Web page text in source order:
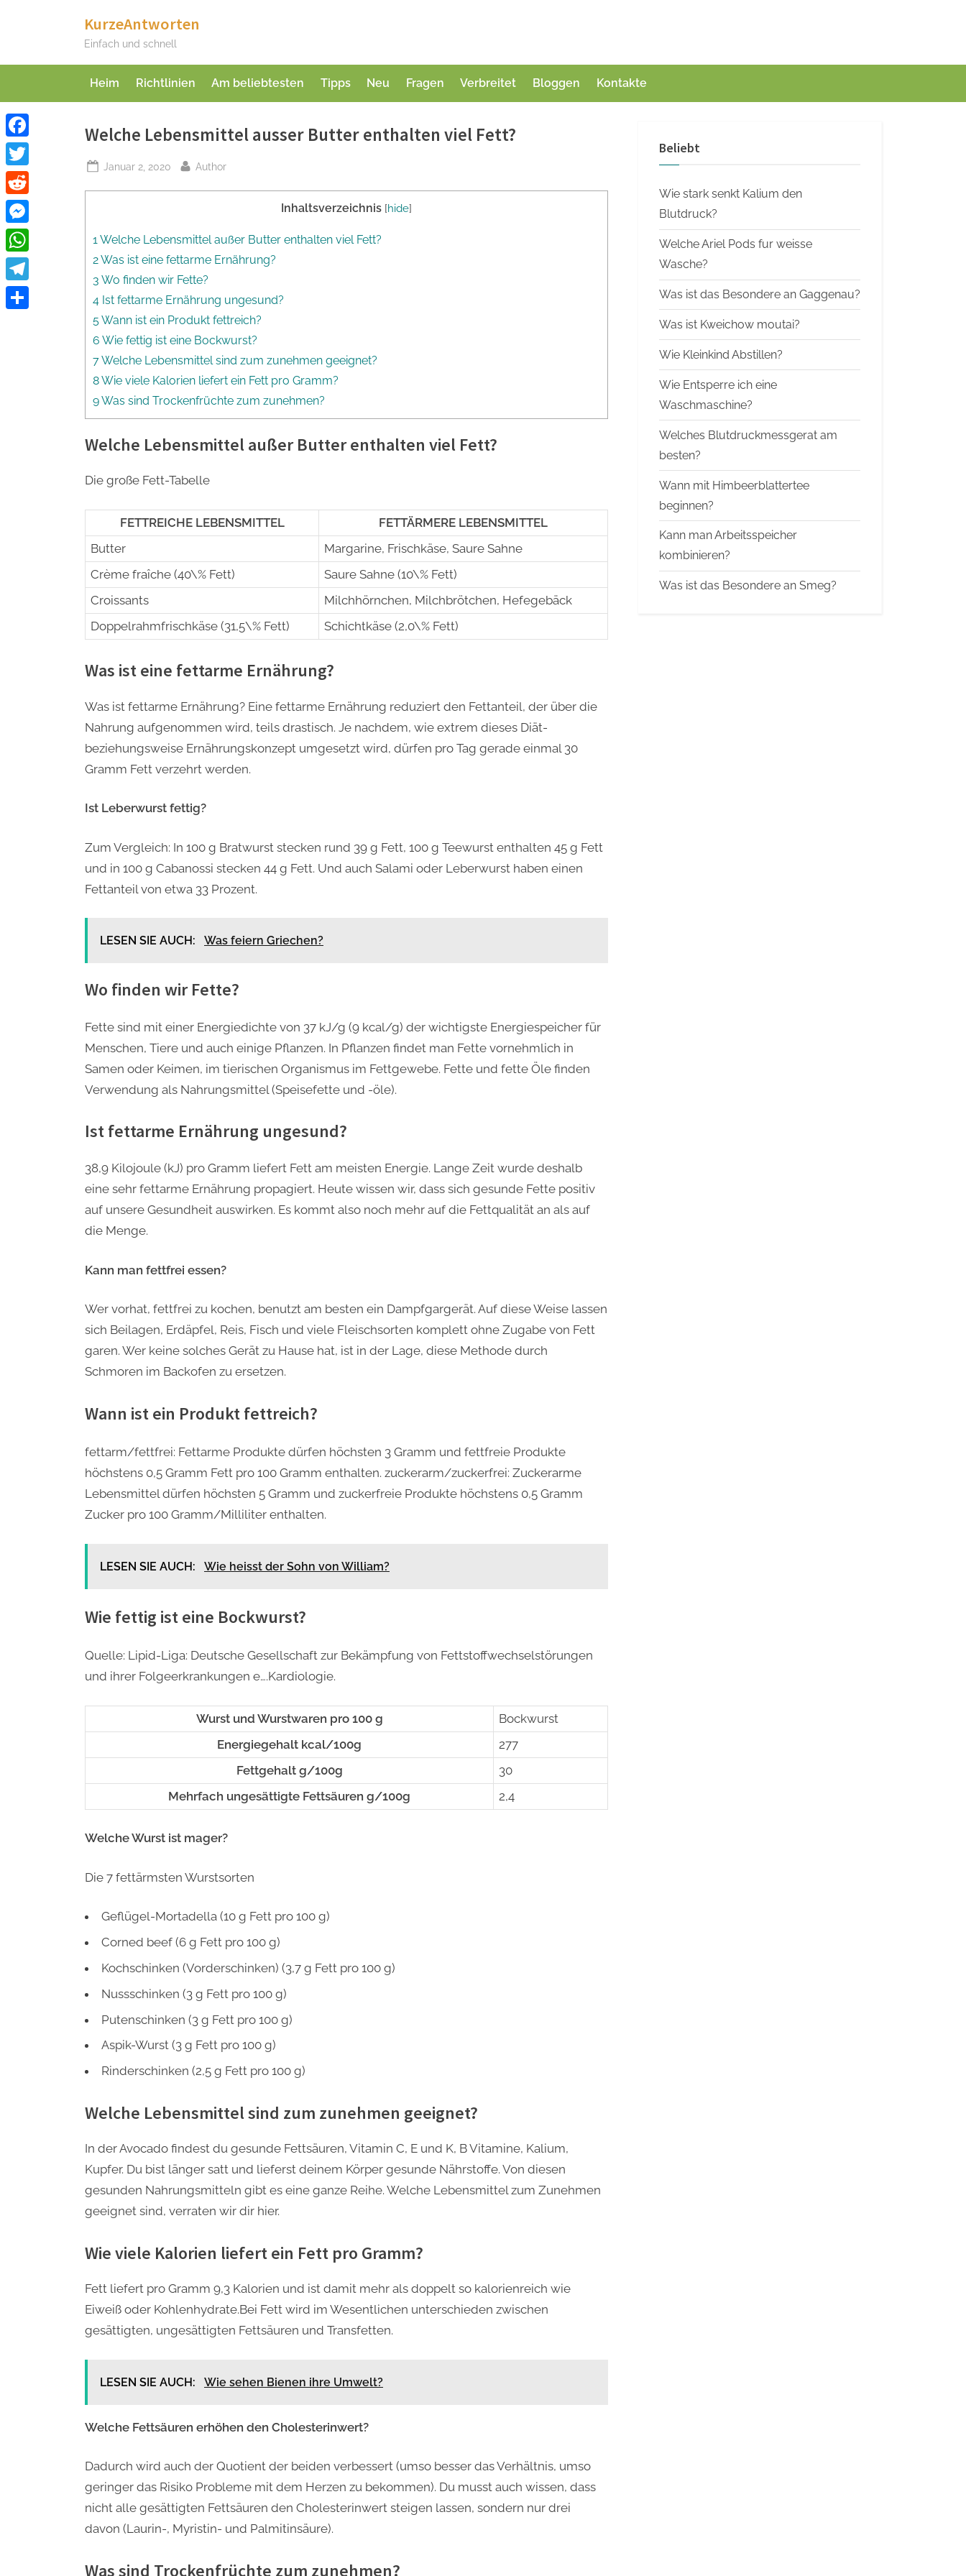
KurzeAntworten
Einfach und schnell
Heim Richtlinien Am beliebtesten Tipps Neu Fragen Verbreitet Bloggen Kontakte
Welche Lebensmittel ausser Butter enthalten viel Fett?
Posted
Januar 2, 2020 By
Author
Inhaltsverzeichnis [hide]
1 Welche Lebensmittel außer Butter enthalten viel Fett?
2 Was ist eine fettarme Ernährung?
3 Wo finden wir Fette?
4 Ist fettarme Ernährung ungesund?
5 Wann ist ein Produkt fettreich?
6 Wie fettig ist eine Bockwurst?
7 Welche Lebensmittel sind zum zunehmen geeignet?
8 Wie viele Kalorien liefert ein Fett pro Gramm?
9 Was sind Trockenfrüchte zum zunehmen?
Welche Lebensmittel außer Butter enthalten viel Fett?
Die große Fett-Tabelle
FETTREICHE LEBENSMITTEL
FETTÄRMERE LEBENSMITTEL
Butter
Margarine, Frischkäse, Saure Sahne
Crème fraîche (40\% Fett)
Saure Sahne (10\% Fett)
Croissants
Milchhörnchen, Milchbrötchen, Hefegebäck
Doppelrahmfrischkäse (31,5\% Fett)
Schichtkäse (2,0\% Fett)
Was ist eine fettarme Ernährung?
Was ist fettarme Ernährung? Eine fettarme Ernährung reduziert den Fettanteil, der über die
Nahrung aufgenommen wird, teils drastisch. Je nachdem, wie extrem dieses Diät-
beziehungsweise Ernährungskonzept umgesetzt wird, dürfen pro Tag gerade einmal 30
Gramm Fett verzehrt werden.
Ist Leberwurst fettig?
Zum Vergleich: In 100 g Bratwurst stecken rund 39 g Fett, 100 g Teewurst enthalten 45 g Fett
und in 100 g Cabanossi stecken 44 g Fett. Und auch Salami oder Leberwurst haben einen
Fettanteil von etwa 33 Prozent.
LESEN SIE AUCH: Was feiern Griechen?
Wo finden wir Fette?
Fette sind mit einer Energiedichte von 37 kJ/g (9 kcal/g) der wichtigste Energiespeicher für
Menschen, Tiere und auch einige Pflanzen. In Pflanzen findet man Fette vornehmlich in
Samen oder Keimen, im tierischen Organismus im Fettgewebe. Fette und fette Öle finden
Verwendung als Nahrungsmittel (Speisefette und -öle).
Ist fettarme Ernährung ungesund?
38,9 Kilojoule (kJ) pro Gramm liefert Fett am meisten Energie. Lange Zeit wurde deshalb
eine sehr fettarme Ernährung propagiert. Heute wissen wir, dass sich gesunde Fette positiv
auf unsere Gesundheit auswirken. Es kommt also noch mehr auf die Fettqualität an als auf
die Menge.
Kann man fettfrei essen?
Wer vorhat, fettfrei zu kochen, benutzt am besten ein Dampfgargerät. Auf diese Weise lassen
sich Beilagen, Erdäpfel, Reis, Fisch und viele Fleischsorten komplett ohne Zugabe von Fett
garen. Wer keine solches Gerät zu Hause hat, ist in der Lage, diese Methode durch
Schmoren im Backofen zu ersetzen.
Wann ist ein Produkt fettreich?
fettarm/fettfrei: Fettarme Produkte dürfen höchsten 3 Gramm und fettfreie Produkte
höchstens 0,5 Gramm Fett pro 100 Gramm enthalten. zuckerarm/zuckerfrei: Zuckerarme
Lebensmittel dürfen höchsten 5 Gramm und zuckerfreie Produkte höchstens 0,5 Gramm
Zucker pro 100 Gramm/Milliliter enthalten.
LESEN SIE AUCH: Wie heisst der Sohn von William?
Wie fettig ist eine Bockwurst?
Quelle: Lipid-Liga: Deutsche Gesellschaft zur Bekämpfung von Fettstoffwechselstörungen
und ihrer Folgeerkrankungen e….Kardiologie.
Wurst und Wurstwaren pro 100 g
Bockwurst
Energiegehalt kcal/100g
277
Fettgehalt g/100g
30
Mehrfach ungesättigte Fettsäuren g/100g
2,4
Welche Wurst ist mager?
Die 7 fettärmsten Wurstsorten
Geflügel-Mortadella (10 g Fett pro 100 g)
Corned beef (6 g Fett pro 100 g)
Kochschinken (Vorderschinken) (3,7 g Fett pro 100 g)
Nussschinken (3 g Fett pro 100 g)
Putenschinken (3 g Fett pro 100 g)
Aspik-Wurst (3 g Fett pro 100 g)
Rinderschinken (2,5 g Fett pro 100 g)
Welche Lebensmittel sind zum zunehmen geeignet?
In der Avocado findest du gesunde Fettsäuren, Vitamin C, E und K, B Vitamine, Kalium,
Kupfer. Du bist länger satt und lieferst deinem Körper gesunde Nährstoffe. Von diesen
gesunden Nahrungsmitteln gibt es eine ganze Reihe. Welche Lebensmittel zum Zunehmen
geeignet sind, verraten wir dir hier.
Wie viele Kalorien liefert ein Fett pro Gramm?
Fett liefert pro Gramm 9,3 Kalorien und ist damit mehr als doppelt so kalorienreich wie
Eiweiß oder Kohlenhydrate.Bei Fett wird im Wesentlichen unterschieden zwischen
gesättigten, ungesättigten Fettsäuren und Transfetten.
LESEN SIE AUCH: Wie sehen Bienen ihre Umwelt?
Welche Fettsäuren erhöhen den Cholesterinwert?
Dadurch wird auch der Quotient der beiden verbessert (umso besser das Verhältnis, umso
geringer das Risiko Probleme mit dem Herzen zu bekommen). Du musst auch wissen, dass
nicht alle gesättigten Fettsäuren den Cholesterinwert steigen lassen, sondern nur drei
davon (Laurin-, Myristin- und Palmitinsäure).
Was sind Trockenfrüchte zum zunehmen?
Beliebt
Wie stark senkt Kalium den
Blutdruck?
Welche Ariel Pods fur weisse
Wasche?
Was ist das Besondere an Gaggenau?
Was ist Kweichow moutai?
Wie Kleinkind Abstillen?
Wie Entsperre ich eine
Waschmaschine?
Welches Blutdruckmessgerat am
besten?
Wann mit Himbeerblattertee
beginnen?
Kann man Arbeitsspeicher
kombinieren?
Was ist das Besondere an Smeg?
Facebook
Twitter
Reddit
Messenger
WhatsApp
Telegram